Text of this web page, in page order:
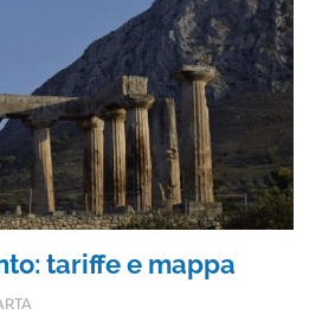
tariffe e mappa